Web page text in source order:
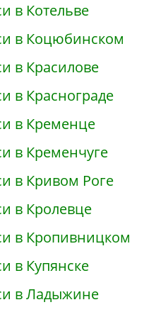
в Котельве
в Коцюбинском
в Красилове
в Краснограде
в Кременце
в Кременчуге
в Кривом Роге
в Кролевце
в Кропивницком
в Купянске
в Ладыжине